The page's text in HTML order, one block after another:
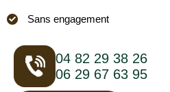
Sans engagement
04 82 29 38 26
06 29 67 63 95